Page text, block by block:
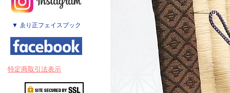
▼ ゑり正フェイスブック
特定商取引法表示